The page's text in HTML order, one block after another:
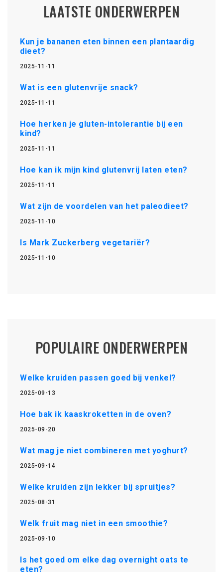
LAATSTE ONDERWERPEN
Kun je bananen eten binnen een plantaardig
dieet?
2025-11-11
Wat is een glutenvrije snack?
2025-11-11
Hoe herken je gluten-intolerantie bij een
kind?
2025-11-11
Hoe kan ik mijn kind glutenvrij laten eten?
2025-11-11
Wat zijn de voordelen van het paleodieet?
2025-11-10
Is Mark Zuckerberg vegetariër?
2025-11-10
POPULAIRE ONDERWERPEN
Welke kruiden passen goed bij venkel?
2025-09-13
Hoe bak ik kaaskroketten in de oven?
2025-09-20
Wat mag je niet combineren met yoghurt?
2025-09-14
Welke kruiden zijn lekker bij spruitjes?
2025-08-31
Welk fruit mag niet in een smoothie?
2025-09-10
Is het goed om elke dag overnight oats te
eten?